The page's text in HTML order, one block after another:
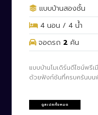
แบบบ้านสองชั้น
4 นอน / 4 น้ำ
จอดรถ 2 คัน
แบบบ้านโมเดิร์นดีไซน์พรี
ด้วยฟังก์ชันที่ครบครันบน
ดูสเปคทั้งหมด